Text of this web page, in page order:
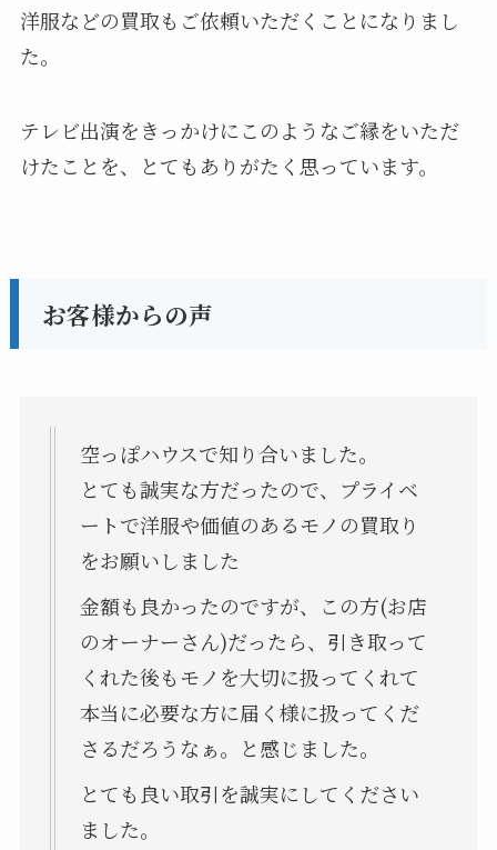
洋服などの買取もご依頼いただくことになりまし
た。
テレビ出演をきっかけにこのようなご縁をいただ
けたことを、とてもありがたく思っています。
お客様からの声
空っぽハウスで知り合いました。
とても誠実な方だったので、プライベ
ートで洋服や価値のあるモノの買取り
をお願いしました
金額も良かったのですが、この方(お店
のオーナーさん)だったら、引き取って
くれた後もモノを大切に扱ってくれて
本当に必要な方に届く様に扱ってくだ
さるだろうなぁ。と感じました。
とても良い取引を誠実にしてください
ました。